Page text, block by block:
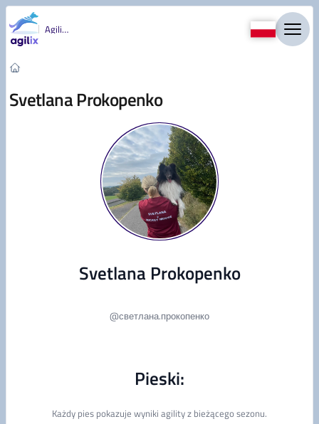
Przejdź do treści
Agility
Svetlana Prokopenko
Svetlana Prokopenko
@светлана.прокопенко
Pieski:
Każdy pies pokazuje wyniki agility z bieżącego sezonu.